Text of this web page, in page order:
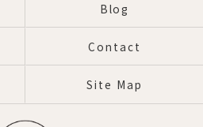
Blog
Contact
Site Map